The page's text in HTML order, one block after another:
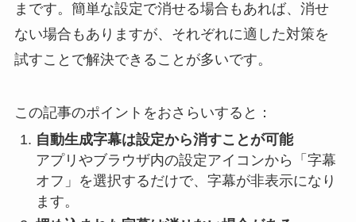
まです。簡単な設定で消せる場合もあれば、消せ
ない場合もありますが、それぞれに適した対策を
試すことで解決できることが多いです。
この記事のポイントをおさらいすると：
自動生成字幕は設定から消すことが可能
アプリやブラウザ内の設定アイコンから「字幕
オフ」を選択するだけで、字幕が非表示になり
ます。